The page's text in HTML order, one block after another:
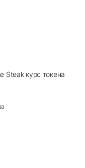
Steak курс токена